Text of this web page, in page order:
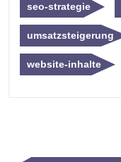
seo-strategie
umsatzsteigerung
website-inhalte